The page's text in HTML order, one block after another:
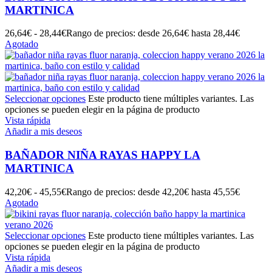
MARTINICA
26,64€ - 28,44€Rango de precios: desde 26,64€ hasta 28,44€
Agotado
Seleccionar opciones Este producto tiene múltiples variantes. Las
opciones se pueden elegir en la página de producto
Vista rápida
Añadir a mis deseos
BAÑADOR NIÑA RAYAS HAPPY LA
MARTINICA
42,20€ - 45,55€Rango de precios: desde 42,20€ hasta 45,55€
Agotado
Seleccionar opciones Este producto tiene múltiples variantes. Las
opciones se pueden elegir en la página de producto
Vista rápida
Añadir a mis deseos